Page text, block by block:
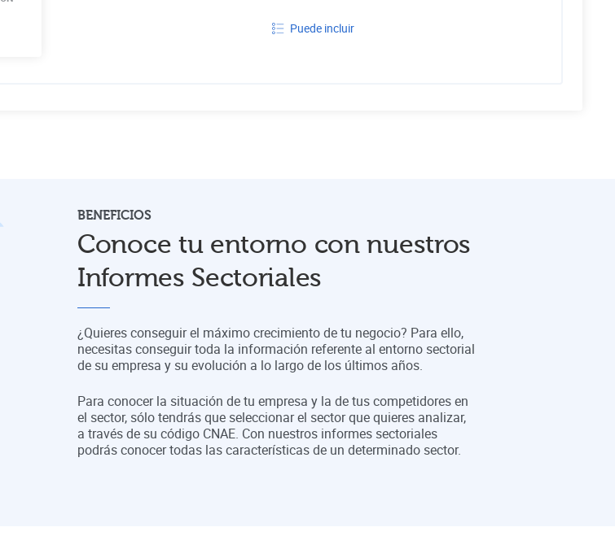
Puede incluir
BENEFICIOS
Conoce tu entorno con nuestros
Informes Sectoriales
¿Quieres conseguir el máximo crecimiento de tu negocio? Para ello,
necesitas conseguir toda la información referente al entorno sectorial
de su empresa y su evolución a lo largo de los últimos años.
Para conocer la situación de tu empresa y la de tus competidores en
el sector, sólo tendrás que seleccionar el sector que quieres analizar,
a través de su código CNAE. Con nuestros informes sectoriales
podrás conocer todas las características de un determinado sector.